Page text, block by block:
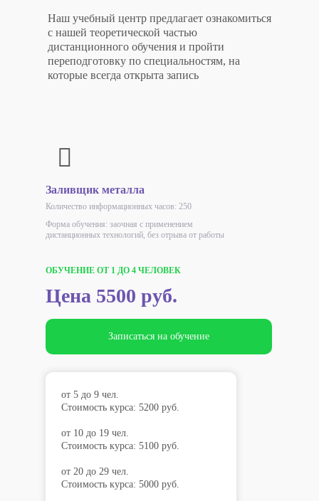
Наш учебный центр предлагает ознакомиться
с нашей теоретической частью
дистанционного обучения и пройти
переподготовку по специальностям, на
которые всегда открыта запись
Заливщик металла
Количество информационных часов: 250
Записаться на обучение
ОБУЧЕНИЕ ОТ 1 ДО 4 ЧЕЛОВЕК
Цена 5500 руб.
от 5 до 9 чел.
Стоимость курса: 5200 руб.
от 10 до 19 чел.
Стоимость курса: 5100 руб.
от 20 до 29 чел.
Стоимость курса: 5000 руб.
Форма обучения: заочная с применением
дистанционных технологий, без отрыва от работы